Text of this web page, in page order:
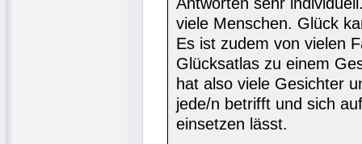
viele Menschen. Glück
Es ist zudem von vielen
Glücksatlas zu einem
hat also viele Gesichter
jede/n betrifft und sich
einsetzen lässt.